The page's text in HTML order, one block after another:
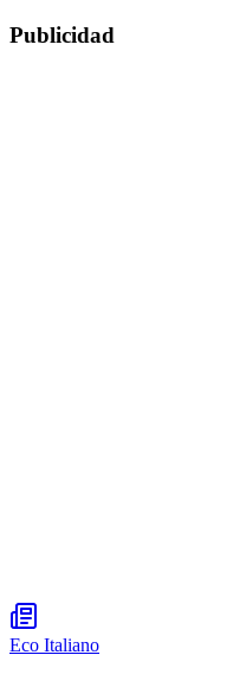
Publicidad
Eco Italiano